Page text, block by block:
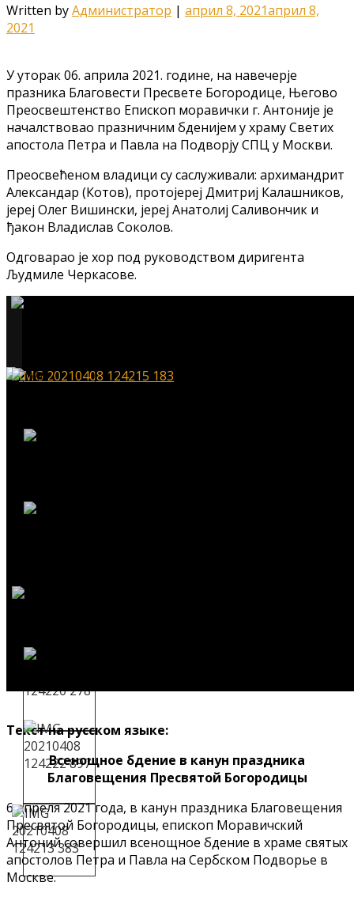
Written byАдминистратор | април 8, 2021април 8,
2021
У уторак 06. априла 2021. године, на навечерје
празника Благовести Пресвете Богородице, Његово
Преосвештенство Епископ моравички г. Антоније је
началствовао празничним бденијем у храму Светих
апостола Петра и Павла на Подворју СПЦ у Москви.
Преосвећеном владици су саслуживали: архимандрит
Александар (Котов), протојереј Дмитриј Калашников,
јереј Олег Вишински, јереј Анатолиј Саливончик и
ђакон Владислав Соколов.
Одговарао је хор под руководством диригента
Људмиле Черкасове.
Текст на русском языке:
Всенощное бдение в канун праздника
Благовещения Пресвятой Богородицы
6 апреля 2021 года, в канун праздника Благовещения
Пресвятой Богородицы, епископ Моравичский
Антоний совершил всенощное бдение в храме святых
апостолов Петра и Павла на Сербском Подворье в
Москве.